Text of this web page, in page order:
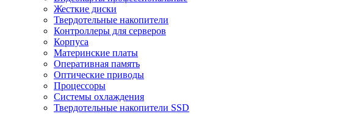
Жесткие диски
Твердотельные накопители
Контроллеры для серверов
Корпуса
Материнские платы
Оперативная память
Оптические приводы
Процессоры
Системы охлаждения
Твердотельные накопители SSD